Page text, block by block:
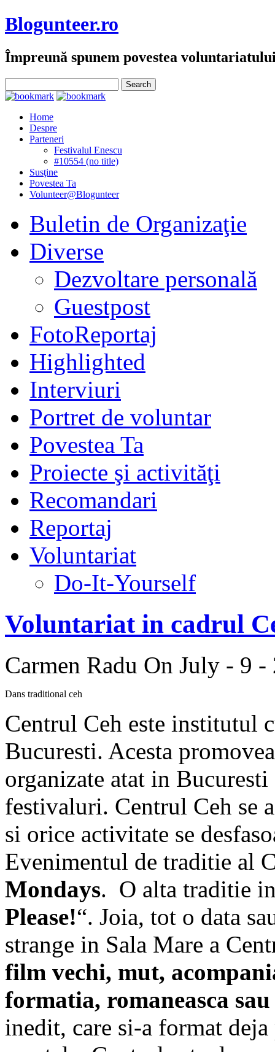
Blogunteer.ro
Împreună spunem povestea
Home
Despre
Parteneri
Festivalul Enescu
#10554 (no title)
Susţine
Povestea Ta
Volunteer@Blogunteer
Buletin de Organizaţie
Diverse
Dezvoltare personală
Guestpost
FotoReportaj
Highlighted
Interviuri
Portret de voluntar
Povestea Ta
Proiecte şi activităţi
Recomandari
Reportaj
Voluntariat
Do-It-Yourself
Voluntariat in cadrul
Carmen Radu On July - 9 -
Dans traditional ceh
Centrul Ceh este institutul
Bucuresti. Acesta
organizate atat in
festivaluri. Centrul Ceh se
si orice activitate se
Evenimentul de traditie al
Mondays. O alta traditie
Please!“. Joia, tot o data
strange in Sala Mare a
film vechi, mut,
formatia, romaneasca sau
inedit, care si-a format